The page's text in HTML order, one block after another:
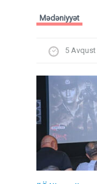
Mədəniyyət
5 Avqust